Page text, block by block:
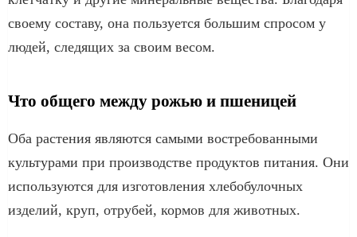
своему составу, она пользуется большим спросом у
людей, следящих за своим весом.
Что общего между рожью и пшеницей
Оба растения являются самыми востребованными
культурами при производстве продуктов питания. Они
используются для изготовления хлебобулочных
изделий, круп, отрубей, кормов для животных.